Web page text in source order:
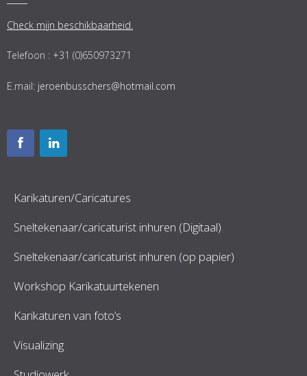
Check mijn beschikbaarheid.
Telefoon : +31 (0)650973271
E.mail: jeroenbusschers@hotmail.com
Karikaturen/Caricatures
Sneltekenaar/caricaturist inhuren (Digitaal)
Sneltekenaar/caricaturist inhuren (op papier)
Workshop Karikatuurtekenen
Karikaturen van foto’s
Visualizing